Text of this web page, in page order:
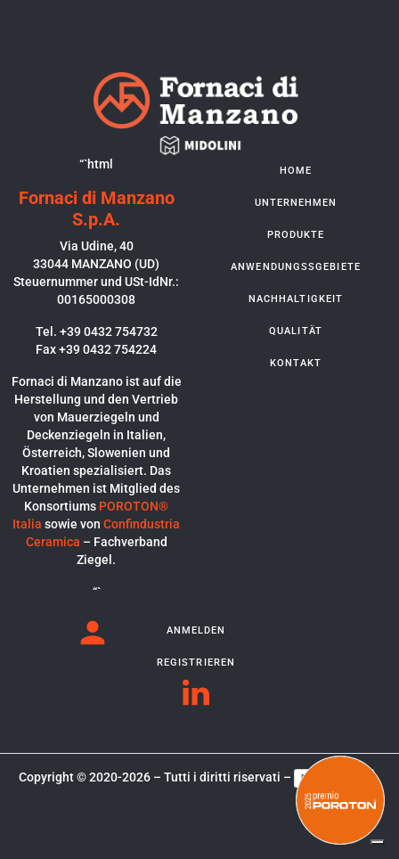
“`html
Fornaci di Manzano
S.p.A.
Via Udine, 40
33044 MANZANO (UD)
Steuernummer und USt-IdNr.:
00165000308
Tel. +39 0432 754732
Fax +39 0432 754224
Fornaci di Manzano ist auf die
Herstellung und den Vertrieb
von Mauerziegeln und
Deckenziegeln in Italien,
Österreich, Slowenien und
Kroatien spezialisiert. Das
Unternehmen ist Mitglied des
Konsortiums POROTON®
Italia sowie von Confindustria
Ceramica – Fachverband
Ziegel.
“`
HOME
UNTERNEHMEN
PRODUKTE
ANWENDUNGSSGEBIETE
NACHHALTIGKEIT
QUALITÄT
KONTAKT
ANMELDEN
REGISTRIEREN
Copyright © 2020-2026 – Tutti i diritti riservati – Privacy Policy